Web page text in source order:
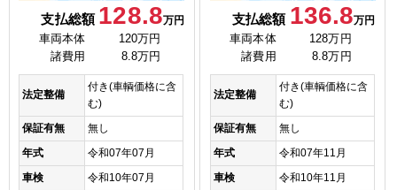
支払総額 128.8万円
車両本体
120万円
諸費用
8.8万円
法定整備
付き(車輌価格に含
む)
保証有無
無し
年式
令和07年07月
車検
令和10年07月
支払総額 136.8万円
車両本体
128万円
諸費用
8.8万円
法定整備
付き(車輌価格に含
む)
保証有無
無し
年式
令和07年11月
車検
令和10年11月